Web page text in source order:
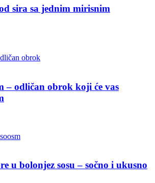
sira sa jednim mirisnim
– odličan obrok koji će vas
u bolonjez sosu – sočno i ukusno